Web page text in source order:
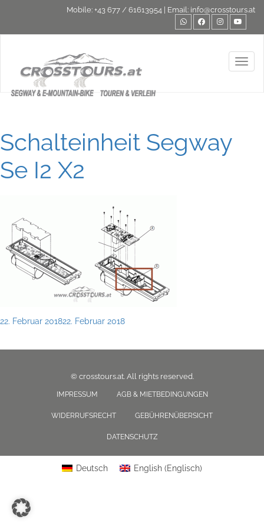
Mobile: +43 677 / 61613954 | Email: info@crosstours.at
Schalteinheit Segway
Se I2 X2
Posted
22. Februar 201822. Februar 2018
© crosstours.at. All rights reserved.
IMPRESSUM AGB & MIETBEDINGUNGEN
WIDERRUFSRECHT GEBÜHRENÜBERSICHT
DATENSCHUTZ
Deutsch English(Englisch)